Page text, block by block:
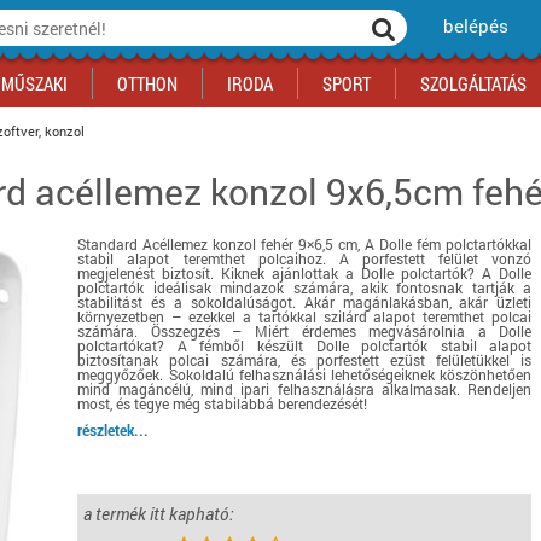
belépés
akciók
Sport akciók
Regisztrálj az oldalunkra INGYEN itt ››
Regisztrálj az oldalunkra INGYEN itt ››
MŰSZAKI
Regisztrálj az oldalunkra INGYEN itt ››
OTTHON
Építkezés
Iskolakezdés, papír, írószer
Háziállatok
Bébi
Gyógyászati segédeszköz
Biztonságtechnika
Fűtés
Autó
Ingatlan
Regisztrálj az oldalunkra INGYEN itt ››
IRODA
Regisztrálj az oldalunkra INGYEN itt ››
SPORT
Fitneszközpont
Motor
Regisztrálj az oldalunkra INGYEN itt ››
SZOLGÁLTATÁS
parkolás
Regisztrálj az oldalunkra INGYEN itt ››
ital
Regisztrálj az oldalunkra INGYEN itt ››
konzol
acéllemez konzol 9x6,5cm
Standard Acéllemez konzol fehér 9×6,5 cm, A Dolle fém polctartókkal
stabil alapot teremthet polcaihoz. A porfestett felület vonzó
megjelenést biztosít. Kiknek ajánlottak a Dolle polctartók? A Dolle
polctartók ideálisak mindazok számára, akik fontosnak tartják a
stabilitást és a sokoldalúságot. Akár magánlakásban, akár üzleti
környezetben – ezekkel a tartókkal szilárd alapot teremthet polcai
számára. Összegzés – Miért érdemes megvásárolnia a Dolle
polctartókat? A fémből készült Dolle polctartók stabil alapot
biztosítanak polcai számára, és porfestett ezüst felületükkel is
meggyőzőek. Sokoldalú felhasználási lehetőségeiknek köszönhetően
mind magáncélú, mind ipari felhasználásra alkalmasak. Rendeljen
most, és tegye még stabilabbá berendezését!
részletek...
a termék itt kapható: